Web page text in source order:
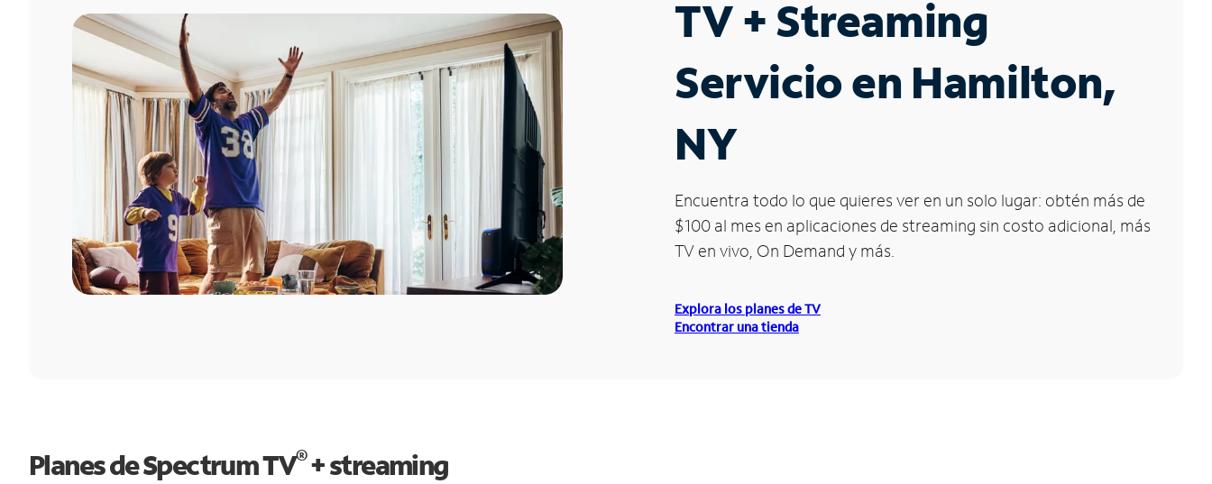
TV + Streaming
Servicio en Hamilton,
NY
Encuentra todo lo que quieres ver en un solo lugar: obtén más de
$100 al mes en aplicaciones de streaming sin costo adicional, más
TV en vivo, On Demand y más.
Explora los planes de TV
Encontrar una tienda
Planes de Spectrum TV®+ streaming